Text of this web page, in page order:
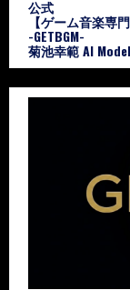
公式
【ゲーム音楽専
-GETBGM-
菊池幸範 AI Model